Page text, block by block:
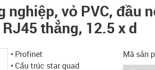
nghiệp, vỏ PVC, đầu
thẳng, 12.5 x d
• Profinet
• Cấu trúc star quad
Mã sản